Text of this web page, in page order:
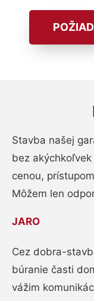
Stavba našej
bez
cenou,
Môžem len
JARO
Cez dobra-
búranie časti
vážim